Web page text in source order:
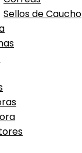
Sellos de Caucho